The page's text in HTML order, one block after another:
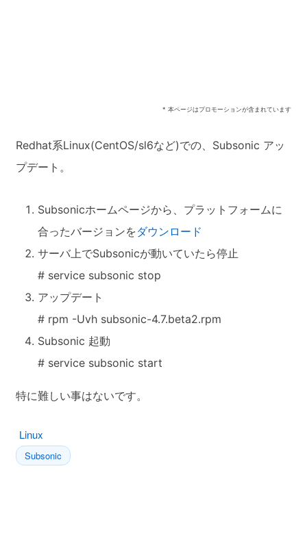
* 本ページはプロモーションが含まれています
Redhat系Linux(CentOS/sl6など)での、Subsonic アッ
プデート。
Subsonicホームページから、プラットフォームに
合ったバージョンをダウンロード
サーバ上でSubsonicが動いていたら停止
# service subsonic stop
アップデート
# rpm -Uvh subsonic-4.7.beta2.rpm
Subsonic 起動
# service subsonic start
特に難しい事はないです。
Linux
Subsonic